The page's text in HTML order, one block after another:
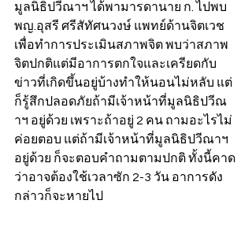
มูลนิธิปวีณาฯ ได้พามารดานาย ก. ไปพบ
พญ.อุสรี ศรีสัทัศนวงษ์ แพทย์ด้านจิตเวช
เพื่อทำการประเมินสภาพจิต พบว่าสภาพ
จิตปกติแต่มีอาการตกใจและเครียดกับ
ข่าวที่เกิดขึ้นอยู่บ้างทำให้นอนไม่หลับ แต่
ก็รู้สึกปลอดภัยถ้ามีเจ้าหน้าที่มูลนิธิปวีณ
าฯ อยู่ด้วย เพราะถ้าอยู่ 2 คน ถามอะไรไม่
ค่อยตอบ แต่ถ้ามีเจ้าหน้าที่มูลนิธิปวีณาฯ
อยู่ด้วย ก็จะตอบคำถามตามปกติ ทั้งนี้คาด
ว่าอาจต้องใช้เวลาซัก 2-3 วัน อาการดัง
กล่าวก็จะหายไป